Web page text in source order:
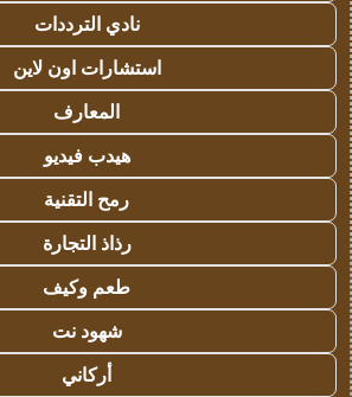
نادي الترددات
استشارات اون لاين
المعارف
هيدب فيديو
رمح التقنية
رذاذ التجارة
طعم وكيف
شهود نت
أركاني